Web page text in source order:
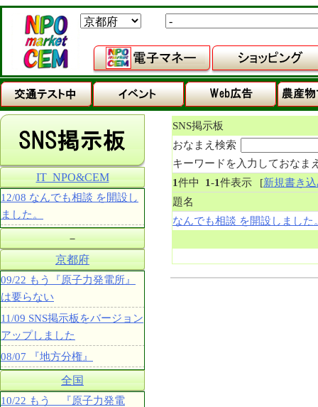
SNS掲示板
おなまえ検索
キーワードを入力しておなま
1件中 1-1件表示 [新規書き
題名
なんでも相談 を開設しました
IT_NPO&CEM
12/08 なんでも相談 を開設し
ました。
－
京都府
09/22 もう『原子力発電所』
は要らない
11/09 SNS掲示板をバージョン
アップしました
08/07 『地方分権』
全国
10/22 もう 『原子力発電